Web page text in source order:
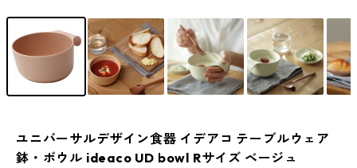
ユニバーサルデザイン食器 イデアコ テーブルウェア
鉢・ボウル ideaco UD bowl Rサイズ ベージュ